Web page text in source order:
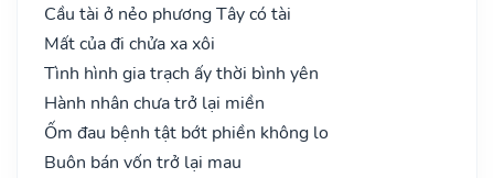
Cầu tài ở nẻo phương Tây có tài
Mất của đi chửa xa xôi
Tình hình gia trạch ấy thời bình yên
Hành nhân chưa trở lại miền
Ốm đau bệnh tật bớt phiền không lo
Buôn bán vốn trở lại mau